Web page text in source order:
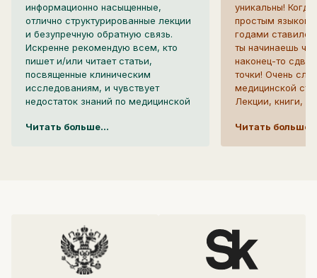
информационно насыщенные,
отлично структурированные лекции
и безупречную обратную связь.
Искренне рекомендую всем, кто
пишет и/или читает статьи,
посвященные клиническим
исследованиям, и чувствует
недостаток знаний по медицинской
нём только полезная и доступно
Читать больше...
уникальны!
простым языком
годами ставило
ты начинаешь
наконец-то
точки! Очень
медицинской
Лекции, книги,
разобраться с
разобраться в
вопросах в
Читать